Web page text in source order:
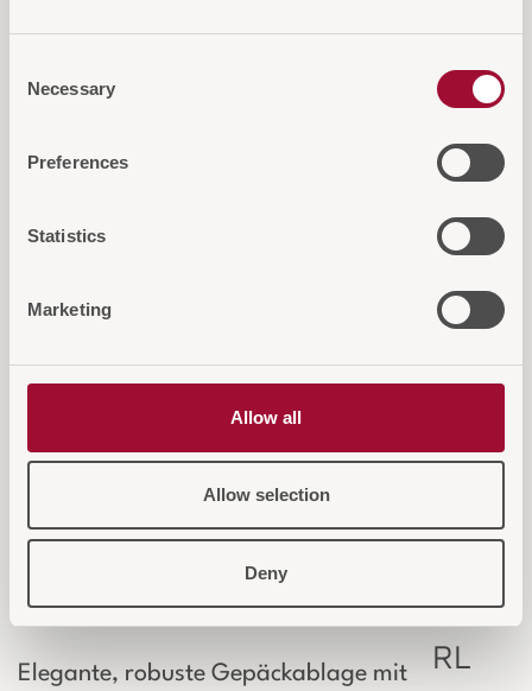
Selection
Necessary
Preferences
Statistics
Marketing
Allow all
Allow selection
Deny
Diese Artikel könnten Sie auch
Kreuzer Kofferbock Gold
Elegante, robuste Gepäckablage mit
RL